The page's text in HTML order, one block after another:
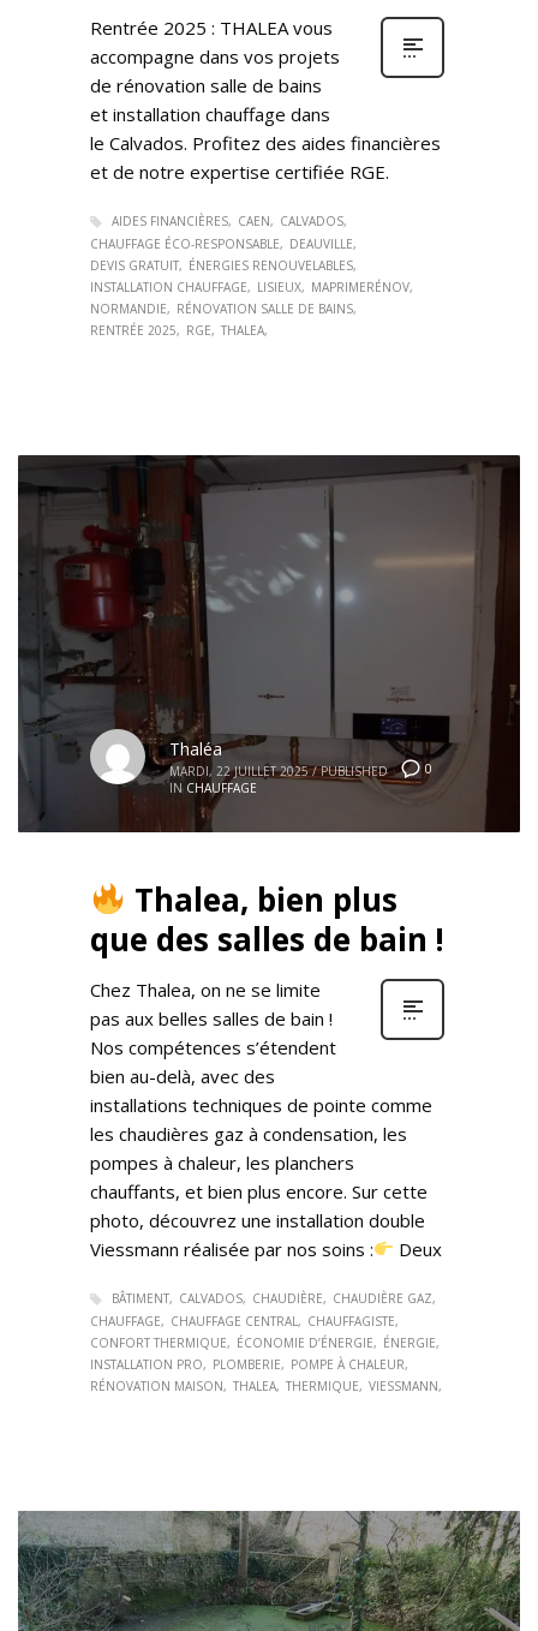
Rentrée 2025 : THALEA vous
accompagne dans vos projets
de rénovation salle de bains
et installation chauffage dans
le Calvados. Profitez des aides financières
et de notre expertise certifiée RGE.
AIDES FINANCIÈRES CAEN
CALVADOS
CHAUFFAGE ÉCO-RESPONSABLE
DEAUVILLE
DEVIS GRATUIT
ÉNERGIES RENOUVELABLES
INSTALLATION CHAUFFAGE
LISIEUX
MAPRIMERÉNOV
NORMANDIE
RÉNOVATION SALLE DE BAINS
RENTRÉE 2025
RGE THALEA
0
Thaléa
MARDI, 22 JUILLET 2025 / PUBLISHED
IN CHAUFFAGE
Thalea, bien plus
que des salles de bain !
Chez Thalea, on ne se limite
pas aux belles salles de bain !
Nos compétences s’étendent
bien au-delà, avec des
installations techniques de pointe comme
les chaudières gaz à condensation, les
pompes à chaleur, les planchers
chauffants, et bien plus encore. Sur cette
photo, découvrez une installation double
Viessmann réalisée par nos soins :
Deux
BÂTIMENT CALVADOS CHAUDIÈRE
CHAUDIÈRE GAZ
CHAUFFAGE
CHAUFFAGE CENTRAL
CHAUFFAGISTE
CONFORT THERMIQUE
ÉCONOMIE D’ÉNERGIE
ÉNERGIE
INSTALLATION PRO
PLOMBERIE
POMPE À CHALEUR
RÉNOVATION MAISON
THALEA THERMIQUE VIESSMANN